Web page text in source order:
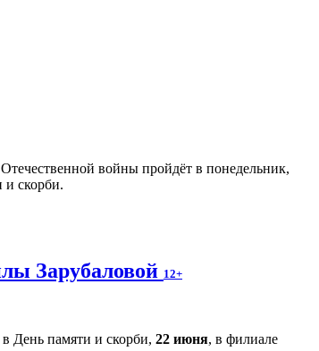
войны пройдёт в понедельник,
и скорби.
Зарубаловой 12+
День памяти и скорби, 22 июня, в филиале